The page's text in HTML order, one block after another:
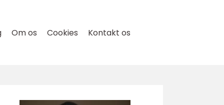
Om os Cookies Kontakt os